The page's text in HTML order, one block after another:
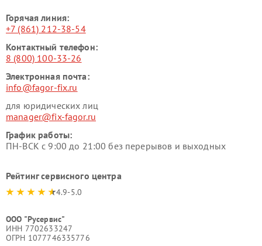
Горячая линия:
+7 (861) 212-38-54
Контактный телефон:
8 (800) 100-33-26
Электронная почта:
info@fagor-fix.ru
для юридических лиц
manager@fix-fagor.ru
График работы:
ПН-ВСК с 9:00 до 21:00 без перерывов и выходных
Рейтинг сервисного центра
4.9-5.0
ООО "Русервис"
ИНН 7702633247
ОГРН 1077746335776